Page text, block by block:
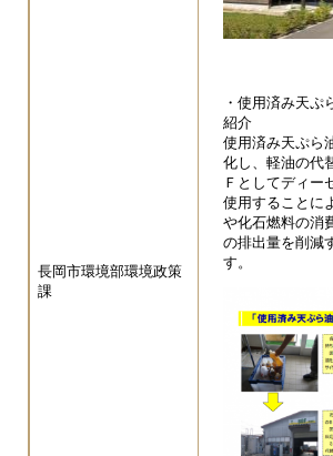
長岡市環境部環境政策
課
・使用済み天ぷ
紹介
使用済み天ぷら
化し、軽油の代
Ｆとしてディー
使用することに
や化石燃料の消
の排出量を削減
す。